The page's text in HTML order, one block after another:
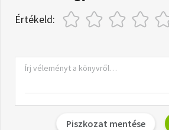
Értékeld:
Piszkozat mentése